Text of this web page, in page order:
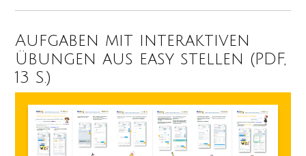
Aufgaben mit interaktiven
Übungen aus easy stellen (PDF,
13 S.)